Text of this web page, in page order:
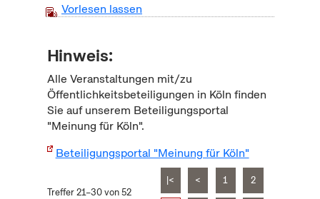
Vorlesen lassen
Hinweis:
Alle Veranstaltungen mit/zu
Öffentlichkeitsbeteiligungen in Köln finden
Sie auf unserem Beteiligungsportal
"Meinung für Köln".
Beteiligungsportal "Meinung für Köln"
Treffer 21–30 von 52
|< < 1 2